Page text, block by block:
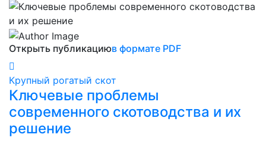
Открыть публикациюв формате PDF
Крупный рогатый скот
Ключевые проблемы
современного скотоводства и их
решение